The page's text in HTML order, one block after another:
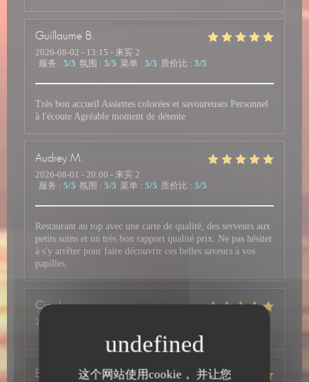
这个网站使用cookie， 并让您
Guillaume B
2026-08-02 - 13:15 - 来宾 2
服务 : 5/5 氛围 : 5/5 菜单 : 5/5 质价比 : 5/5
Très bon accueil Assiettes colorées et savoureuses Personnel
à l'écoute Agréable moment de détente
Audrey M
2026-08-01 - 20:00 - 来宾 2
服务 : 5/5 氛围 : 5/5 菜单 : 5/5 质价比 : 5/5
Restaurant au top avec une carte de qualité, des serveurs aux
petits soins et un très bon rapport qualité prix. Ne pas hésiter
à s'y arrêter pour faire découvrir ces belles saveurs à vos
papilles.
Cior J
2026-07-31
菜单: 质价比 4/5
Bruno